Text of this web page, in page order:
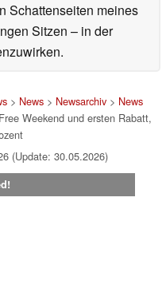
Schattenseiten meines
Sitzen – in der
> News> Newsarchiv> News
Weekend und ersten Rabatt,
(Update: 30.05.2026)